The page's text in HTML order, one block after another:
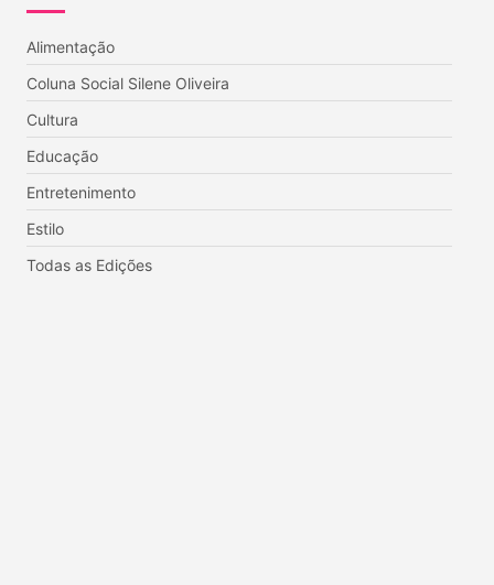
Alimentação
Coluna Social Silene Oliveira
Cultura
Educação
Entretenimento
Estilo
Todas as Edições